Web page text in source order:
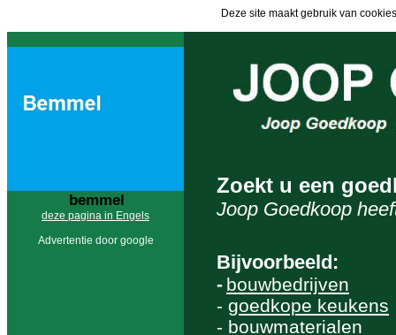
Deze site maakt gebruik van
bemmel
deze pagina in Engels
Advertentie door google
Zoekt u een
Joop Goedkoop
Bijvoorbeeld:
- bouwbedrijven
- goedkope keukens
- bouwmaterialen